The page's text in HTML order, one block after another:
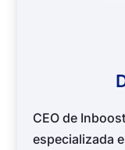
CEO de
especializada